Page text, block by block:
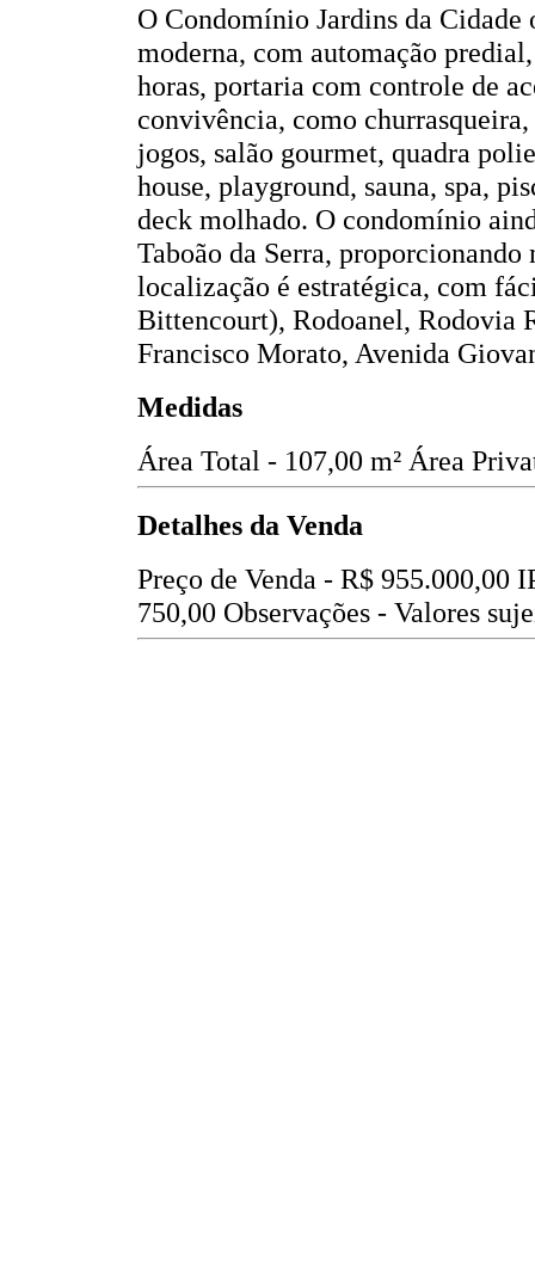
O Condomínio Jardins da
moderna, com automação
horas, portaria com controle de
convivência, como
jogos, salão gourmet, quadra
house, playground, sauna, spa,
deck molhado. O condomínio
Taboão da Serra,
localização é estratégica, com
Bittencourt), Rodoanel, Rodovia
Francisco Morato, Avenida
Medidas
Área Total - 107,00 m² Área
Detalhes da Venda
Preço de Venda - R$ 955.000,00
750,00 Observações - Valores